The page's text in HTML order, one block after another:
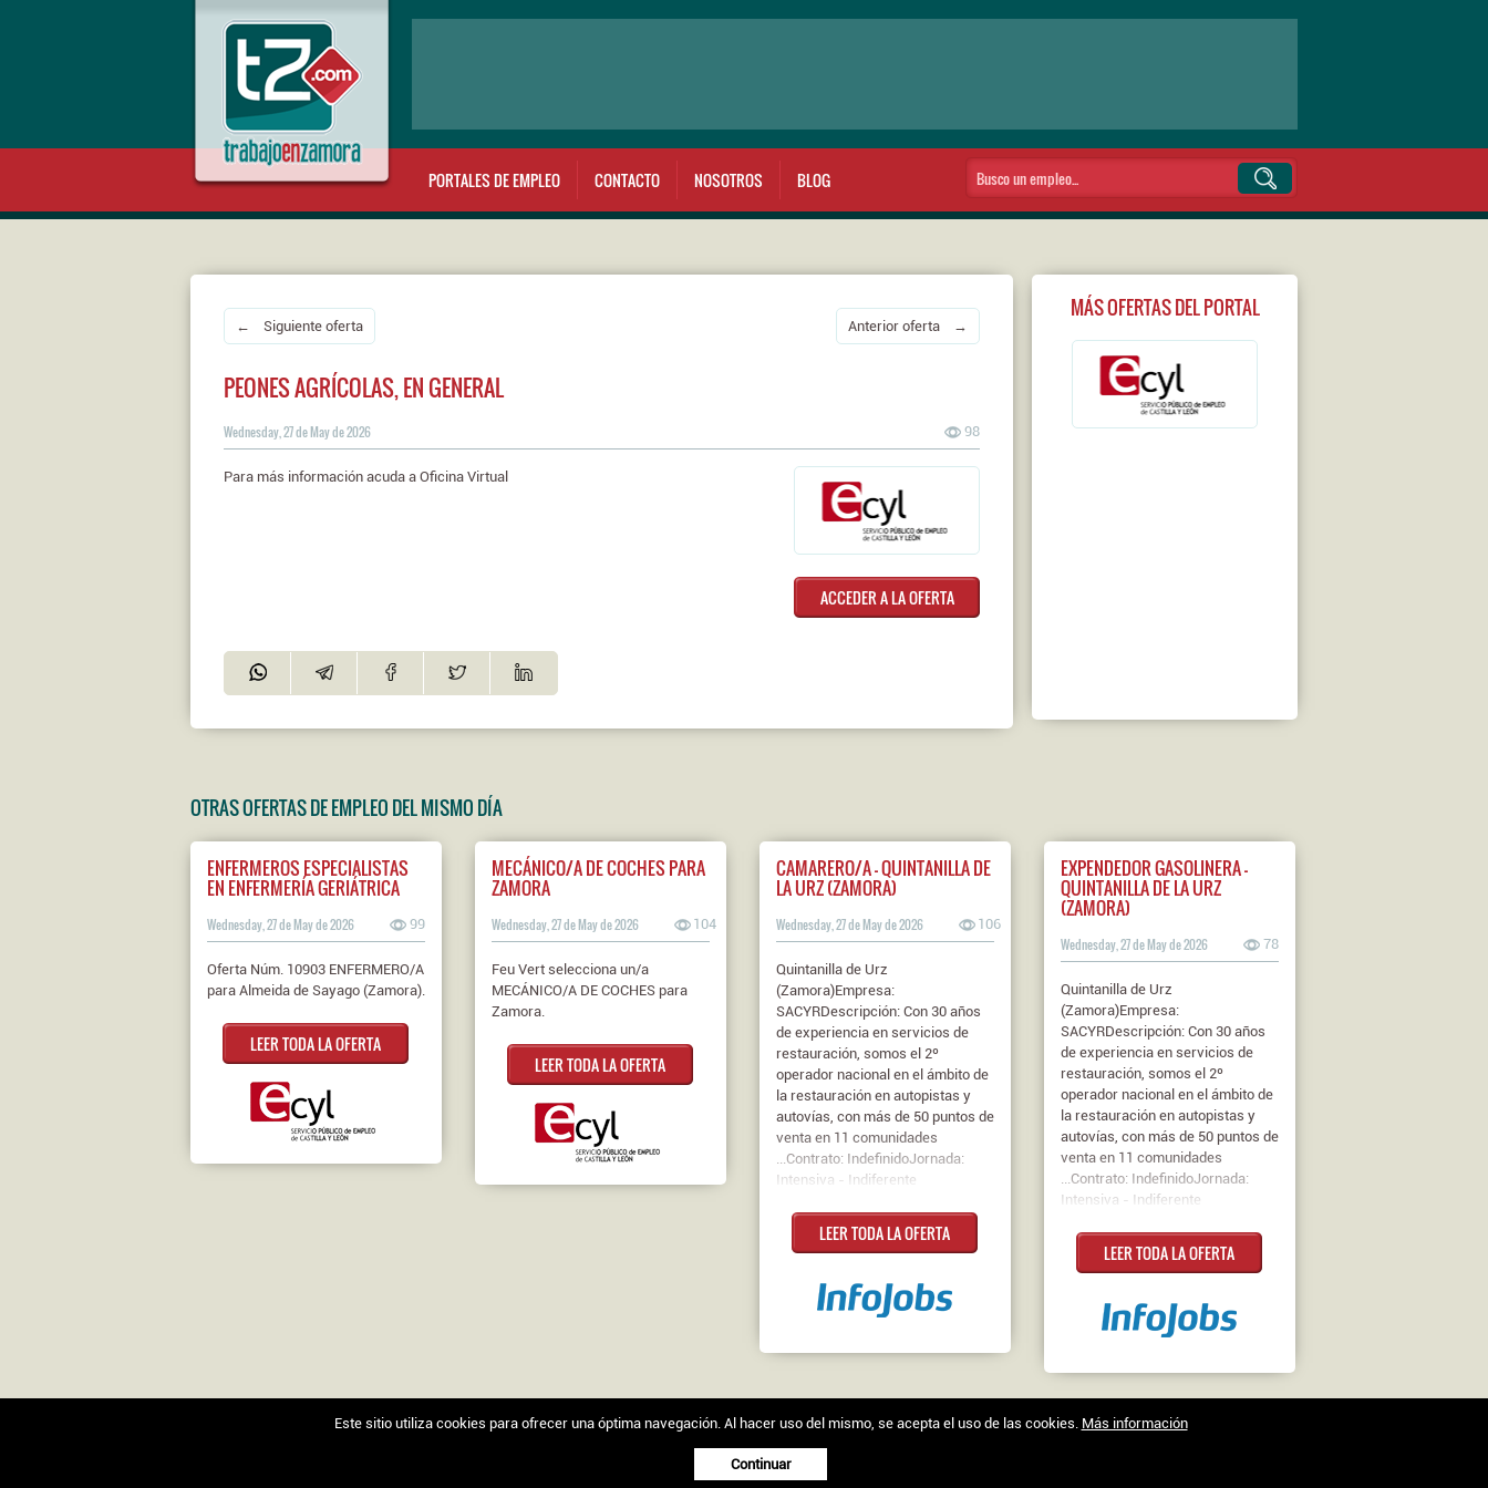
PORTALES DE EMPLEO CONTACTO NOSOTROS BLOG
← Siguiente oferta Anterior oferta →
PEONES AGRÍCOLAS, EN GENERAL
Wednesday, 27 de May de 2026 98
Para más información acuda a Oficina Virtual
ACCEDER A LA OFERTA
MÁS OFERTAS DEL PORTAL
OTRAS OFERTAS DE EMPLEO DEL MISMO DÍA
ENFERMEROS ESPECIALISTAS
EN ENFERMERÍA GERIÁTRICA
Wednesday, 27 de May de 2026 99
Oferta Núm. 10903 ENFERMERO/A
para Almeida de Sayago (Zamora).
LEER TODA LA OFERTA
MECÁNICO/A DE COCHES PARA
ZAMORA
Wednesday, 27 de May de 2026 104
Feu Vert selecciona un/a
MECÁNICO/A DE COCHES para
Zamora.
LEER TODA LA OFERTA
CAMARERO/A - QUINTANILLA DE
LA URZ (ZAMORA)
Wednesday, 27 de May de 2026 106
Quintanilla de Urz
(Zamora)Empresa:
SACYRDescripción: Con 30 años
de experiencia en servicios de
restauración, somos el 2º
operador nacional en el ámbito de
la restauración en autopistas y
autovías, con más de 50 puntos de
venta en 11 comunidades
...Contrato: IndefinidoJornada:
Intensiva - Indiferente
LEER TODA LA OFERTA
EXPENDEDOR GASOLINERA -
QUINTANILLA DE LA URZ
(ZAMORA)
Wednesday, 27 de May de 2026 78
Quintanilla de Urz
(Zamora)Empresa:
SACYRDescripción: Con 30 años
de experiencia en servicios de
restauración, somos el 2º
operador nacional en el ámbito de
la restauración en autopistas y
autovías, con más de 50 puntos de
venta en 11 comunidades
...Contrato: IndefinidoJornada:
Intensiva - Indiferente
LEER TODA LA OFERTA
Este sitio utiliza cookies para ofrecer una óptima navegación. Al hacer uso del mismo, se acepta el uso de las cookies. Más información
Continuar